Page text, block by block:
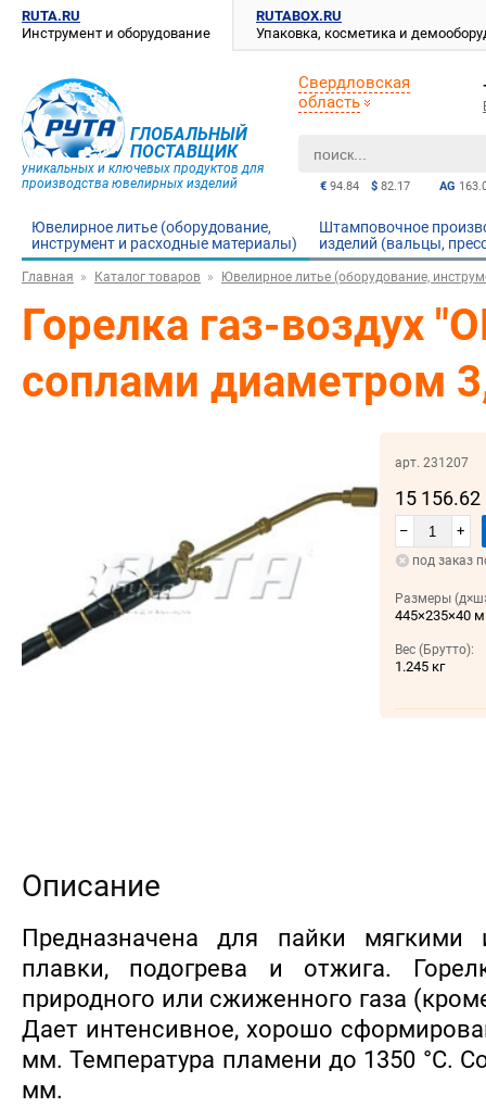
RUTA.RU
Инструмент и оборудование
RUTABOX.RU
Упаковка, косметика и
ГЛОБАЛЬНЫЙ
ПОСТАВЩИК
уникальных и ключевых продуктов для
производства ювелирных изделий
AG
€ 94.84 $ 82.17
Свердловская
область
Ювелирное литье (оборудование,
инструмент и расходные материалы)
Штамповочное
изделий (вальцы,
Главная Каталог товаров Ювелирное литье (оборудование,
Горелка газ-воздух
соплами диаметром
арт. 231207
15 156.62
– +
под заказ
Размеры
445×235×40
Вес (Брутто):
1.245 кг
Описание
Предназначена для пайки
плавки, подогрева и отжига.
природного или сжиженного газа
Дает интенсивное, хорошо
мм. Температура пламени до 1350 °С.
мм.